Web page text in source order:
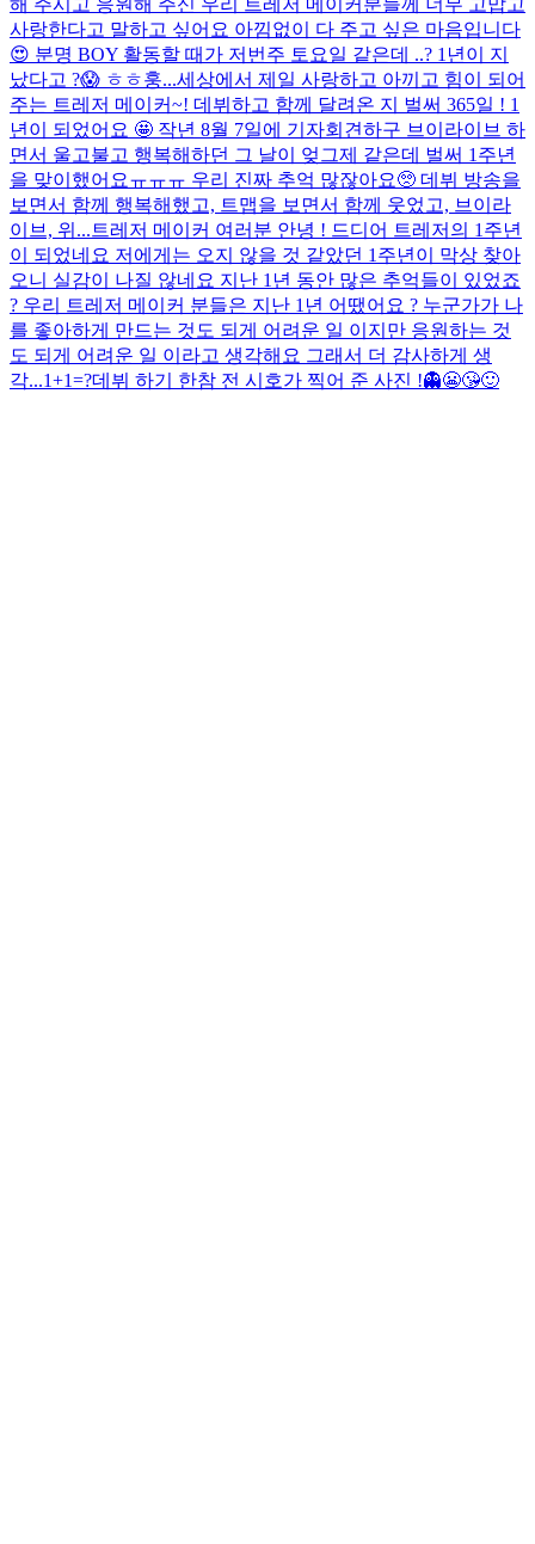
사랑한다고 말하고 싶어요 아낌없이 다 주고 싶은 마음입니다
😍 분명 BOY 활동할 때가 저번주 토요일 같은데 ..? 1년이 지
났다고 ?😱 ㅎㅎ훙...세상에서 제일 사랑하고 아끼고 힘이 되어
주는 트레저 메이커~! 데뷔하고 함께 달려온 지 벌써 365일 ! 1
년이 되었어요 🤩 작년 8월 7일에 기자회견하구 브이라이브 하
면서 울고불고 행복해하던 그 날이 엊그제 같은데 벌써 1주년
을 맞이했어요ㅠㅠㅠ 우리 진짜 추억 많잖아요🥺 데뷔 방송을
보면서 함께 행복해했고, 트맵을 보면서 함께 웃었고, 브이라
이브, 위... 트레저 메이커 여러분 안녕 ! 드디어 트레저의 1주년
이 되었네요 저에게는 오지 않을 것 같았던 1주년이 막상 찾아
오니 실감이 나질 않네요 지난 1년 동안 많은 추억들이 있었죠
? 우리 트레저 메이커 분들은 지난 1년 어땠어요 ? 누군가가 나
를 좋아하게 만드는 것도 되게 어려운 일 이지만 응원하는 것
도 되게 어려운 일 이라고 생각해요 그래서 더 감사하게 생
각...1+1=?데뷔 하기 한참 전 시호가 찍어 준 사진 !👻😬😘🙂